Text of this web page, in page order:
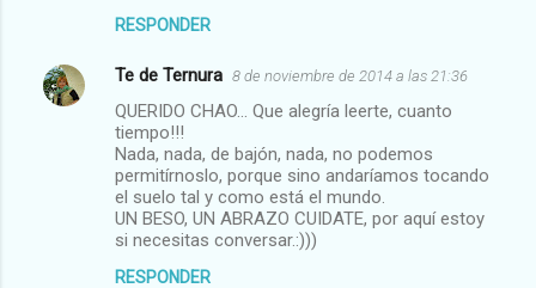
RESPONDER
Te de Ternura 8 de noviembre de 2014 a las 21:36
QUERIDO CHAO... Que alegría leerte, cuanto
tiempo!!!
Nada, nada, de bajón, nada, no podemos
permitírnoslo, porque sino andaríamos tocando
el suelo tal y como está el mundo.
UN BESO, UN ABRAZO CUIDATE, por aquí estoy
si necesitas conversar.:)))
RESPONDER